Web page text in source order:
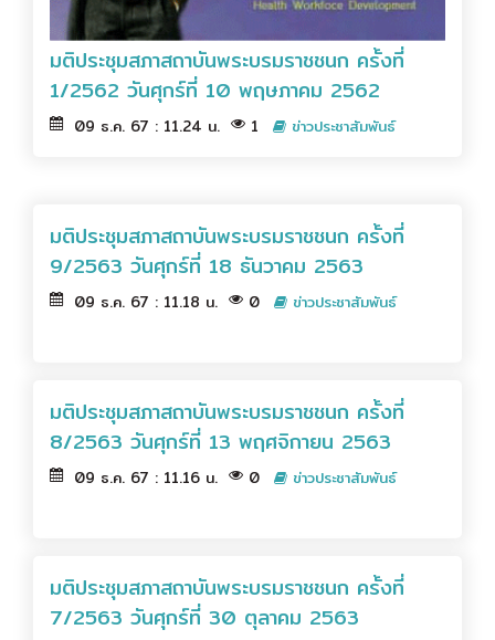
มติประชุมสภาสถาบันพระบรมราชชนก ครั้งที่
1/2562 วันศุกร์ที่ 10 พฤษภาคม 2562
09 ธ.ค. 67 : 11.24 น. 1 ข่าวประชาสัมพันธ์
มติประชุมสภาสถาบันพระบรมราชชนก ครั้งที่
9/2563 วันศุกร์ที่ 18 ธันวาคม 2563
09 ธ.ค. 67 : 11.18 น. 0 ข่าวประชาสัมพันธ์
มติประชุมสภาสถาบันพระบรมราชชนก ครั้งที่
8/2563 วันศุกร์ที่ 13 พฤศจิกายน 2563
09 ธ.ค. 67 : 11.16 น. 0 ข่าวประชาสัมพันธ์
มติประชุมสภาสถาบันพระบรมราชชนก ครั้งที่
7/2563 วันศุกร์ที่ 30 ตุลาคม 2563